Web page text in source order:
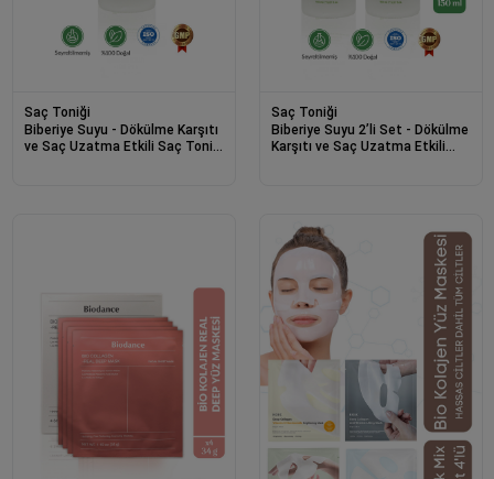
Saç Toniği
Biberiye Suyu - Dökülme Karşıtı
ve Saç Uzatma Etkili Saç Toniği
Saç Toniği
Biberiye Suyu 2’li Set - Dökülme
Karşıtı ve Saç Uzatma Etkili